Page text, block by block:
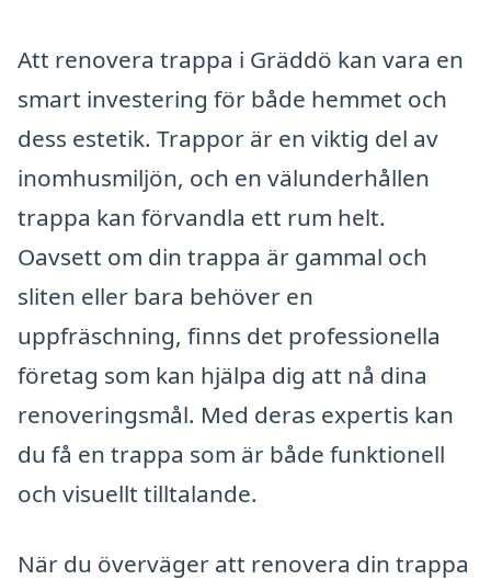
Att renovera trappa i Gräddö kan vara en
smart investering för både hemmet och
dess estetik. Trappor är en viktig del av
inomhusmiljön, och en välunderhållen
trappa kan förvandla ett rum helt.
Oavsett om din trappa är gammal och
sliten eller bara behöver en
uppfräschning, finns det professionella
företag som kan hjälpa dig att nå dina
renoveringsmål. Med deras expertis kan
du få en trappa som är både funktionell
och visuellt tilltalande.
När du överväger att renovera din trappa